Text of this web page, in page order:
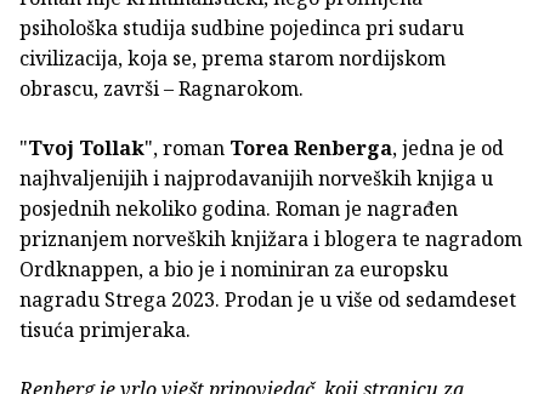
psihološka studija sudbine pojedinca pri sudaru
civilizacija, koja se, prema starom nordijskom
obrascu, završi – Ragnarokom.
"Tvoj Tollak", roman Torea Renberga, jedna je od
najhvaljenijih i najprodavanijih norveških knjiga u
posjednih nekoliko godina. Roman je nagrađen
priznanjem norveških knjižara i blogera te nagradom
Ordknappen, a bio je i nominiran za europsku
nagradu Strega 2023. Prodan je u više od sedamdeset
tisuća primjeraka.